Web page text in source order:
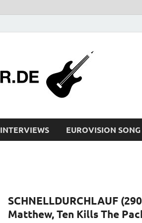
INTERVIEWS EUROVISION
SCHNELLDURCHLAUF
Matthew, Ten Kills The